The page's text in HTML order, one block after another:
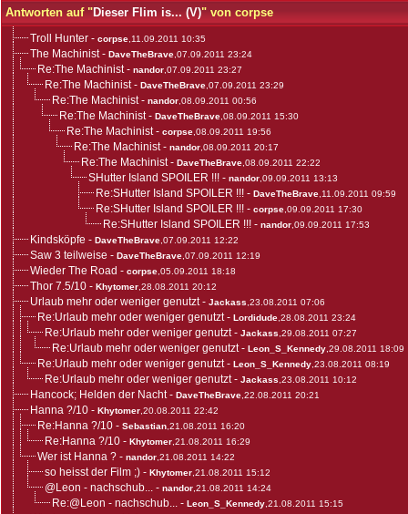
Antworten auf "Dieser Flim is... (V)" von corpse
Troll Hunter - corpse ,11.09.2011 10:35
The Machinist- DaveTheBrave ,07.09.2011 23:24
Re:The Machinist- nandor ,07.09.2011 23:27
Re:The Machinist- DaveTheBrave ,07.09.2011 23:29
Re:The Machinist- nandor ,08.09.2011 00:56
Re:The Machinist- DaveTheBrave ,08.09.2011 15:30
Re:The Machinist- corpse ,08.09.2011 19:56
Re:The Machinist- nandor ,08.09.2011 20:17
Re:The Machinist- DaveTheBrave ,08.09.2011 22:22
SHutter Island SPOILER !!! - nandor ,09.09.2011 13:13
Re:SHutter Island SPOILER !!! - DaveTheBrave ,11.09.2011 09:59
Re:SHutter Island SPOILER !!! - corpse ,09.09.2011 17:30
Re:SHutter Island SPOILER !!! - nandor ,09.09.2011 17:53
Kindsköpfe - DaveTheBrave ,07.09.2011 12:22
Saw 3 teilweise - DaveTheBrave ,07.09.2011 12:19
Wieder The Road - corpse ,05.09.2011 18:18
Thor 7.5/10 - Khytomer ,28.08.2011 20:12
Urlaub mehr oder weniger genutzt- Jackass ,23.08.2011 07:06
Re:Urlaub mehr oder weniger genutzt- Lordidude ,28.08.2011 23:24
Re:Urlaub mehr oder weniger genutzt- Jackass ,29.08.2011 07:27
Re:Urlaub mehr oder weniger genutzt- Leon_S_Kennedy ,29.08.2011 18:09
Re:Urlaub mehr oder weniger genutzt- Leon_S_Kennedy ,23.08.2011 08:19
Re:Urlaub mehr oder weniger genutzt- Jackass ,23.08.2011 10:12
Hancock; Helden der Nacht- DaveTheBrave ,22.08.2011 20:21
Hanna ?/10 - Khytomer ,20.08.2011 22:42
Re:Hanna ?/10 - Sebastian ,21.08.2011 16:20
Re:Hanna ?/10 - Khytomer ,21.08.2011 16:29
Wer ist Hanna ? - nandor ,21.08.2011 14:22
so heisst der Film ;) - Khytomer ,21.08.2011 15:12
@Leon - nachschub... - nandor ,21.08.2011 14:24
Re:@Leon - nachschub... - Leon_S_Kennedy ,21.08.2011 15:15